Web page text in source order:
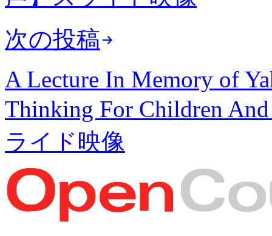
次の投稿
A Lecture In Memory of
Thinking For Children
ライド映像